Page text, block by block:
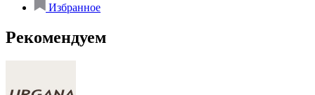
Избранное
Рекомендуем